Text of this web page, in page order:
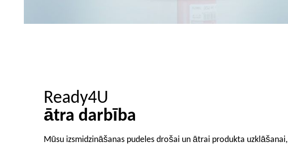
Ready4U
ātra darbība
Mūsu izsmidzināšanas pudeles drošai un ātrai produkta uzklāšanai,